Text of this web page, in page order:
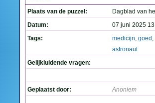
Plaats van de puzzel:
Dagblad van
Datum:
07 juni 2025
Tags:
medicijn, goed ,
astronaut
Gelijkluidende vragen:
Geplaatst door: Anoniem